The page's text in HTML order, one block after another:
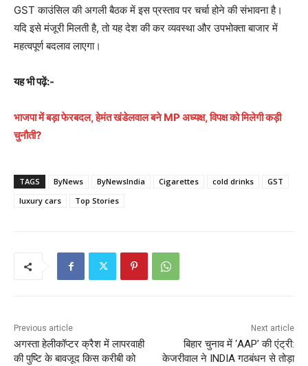
GST काउंसिल की अगली बैठक में इस प्रस्ताव पर चर्चा होने की संभावना है।
यदि इसे मंजूरी मिलती है, तो यह देश की कर व्यवस्था और उपभोक्ता बाजार में
महत्वपूर्ण बदलाव लाएगा।
यह भी पढ़ें:-
भाजपा में बड़ा फेरबदल, हेमंत खंडेलवाल बने MP अध्यक्ष, विपक्ष को मिलेगी कड़ी
चुनौती?
TAGS ByNews ByNewsIndia Cigarettes cold drinks
GST
luxury cars
Top Stories
Previous article
अगस्ता हेलीकॉप्टर क्रैश में लापरवाही
की पुष्टि के बावजूद किस करीबी को
Next article
बिहार चुनाव में ‘AAP’ की एंट्री:
केजरीवाल ने INDIA गठबंधन से तोड़ा